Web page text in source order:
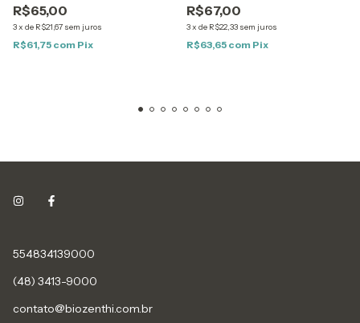
200ml
R$65,00
3x de R$21,67 sem juros
R$61,75 com Pix
R$67,00
3x de R$22,33 sem juros
R$63,65 com Pix
554834139000
(48) 3413-9000
contato@biozenthi.com.br